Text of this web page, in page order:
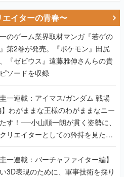
イターの青春〜
のゲーム業界取材マンガ『若ゲの
第2巻が発売。『ポケモン』田尻
『ゼビウス』遠藤雅伸さんらの貴
ソードを収録
一連載：アイマス/ガンダム 戦場
わがままな王様のわがままなニー
す！──小山順一朗が貫く姿勢に、
リエイターとしての矜持を見た
いたり最終回】
圭一連載：バーチャファイター編】
い3D表現のために、軍事技術を採り